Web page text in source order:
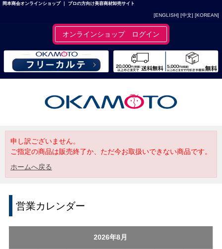
岡本商会オンラインショップ ｜ プロの方向け美容商材卸売サイト
[ENGLISH] [中文] [KOREAN]
オンラインショップ ログイン
申し訳ございません。
ご指定の商品は販売終了か、ただ今お取扱いできない商品です。
ホームへ戻る
営業カレンダー
2026年8月